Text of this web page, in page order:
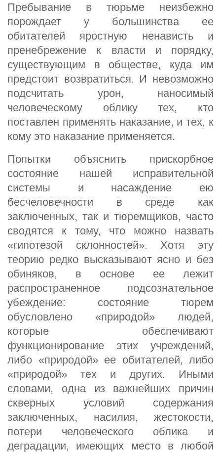
Пребывание в тюрьме неизбежно
порождает у большинства ее
обитателей яростную ненависть и
пренебрежение к власти и порядку,
существующим в обществе, куда им
предстоит возвратиться. И невозможно
подсчитать урон, наносимый
человеческому облику тех, кто
поставлен применять наказание, и тех, к
кому это наказание применяется.
Попытки объяснить прискорбное
состояние нашей исправительной
системы и насаждение ею
бесчеловечности в среде как
заключенных, так и тюремщиков, часто
сводятся к тому, что можно назвать
«гипотезой склонностей». Хотя эту
теорию редко высказывают ясно и без
обиняков, в основе ее лежит
распространенное подсознательное
убеждение: состояние тюрем
обусловлено «природой» людей,
которые обеспечивают
функционирование этих учреждений,
либо «природой» ее обитателей, либо
«природой» тех и других. Иными
словами, одна из важнейших причин
скверных условий содержания
заключенных, насилия, жестокости,
потери человеческого облика и
деградации, имеющих место в любой